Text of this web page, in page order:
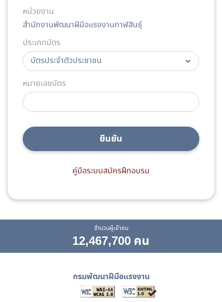
หน่วยงาน
สำนักงานพัฒนาฝีมือแรงงานกาฬสินธุ์
ประเภทบัตร
หมายเลขบัตร
ยืนยัน
คู่มือระบบสมัครฝึกอบรม
จำนวนผู้เข้าชม
12,467,700 คน
กรมพัฒนาฝีมือแรงงาน